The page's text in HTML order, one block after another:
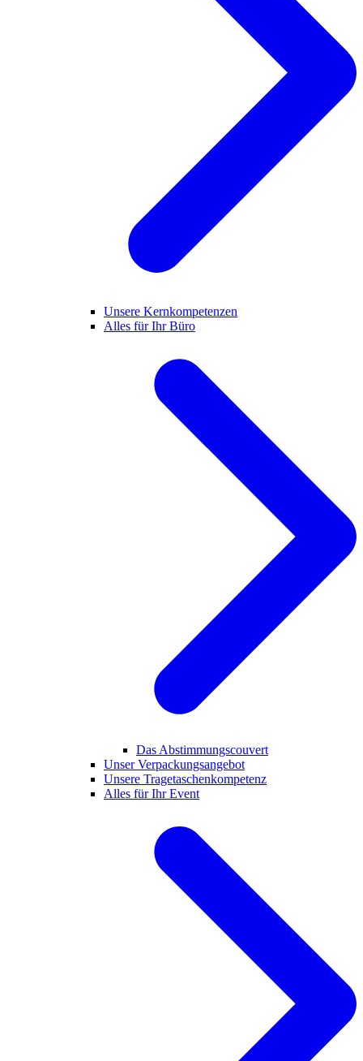
Unsere Kernkompetenzen
Alles für Ihr Büro
Das Abstimmungscouvert
Unser Verpackungsangebot
Unsere Tragetaschenkompetenz
Alles für Ihr Event